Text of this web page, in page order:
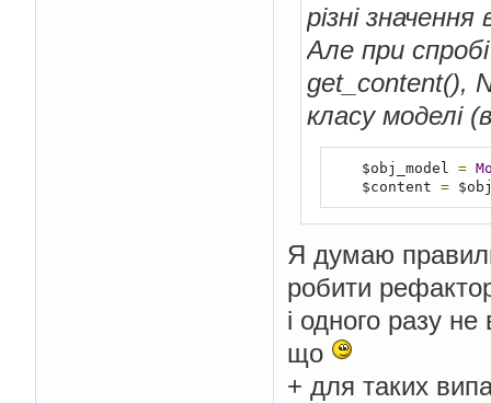
різні
Але при
get_content(),
класу моделі
    $obj_model
=
    $content
=
Я думаю
робити
і одного разу
що
+ для таких